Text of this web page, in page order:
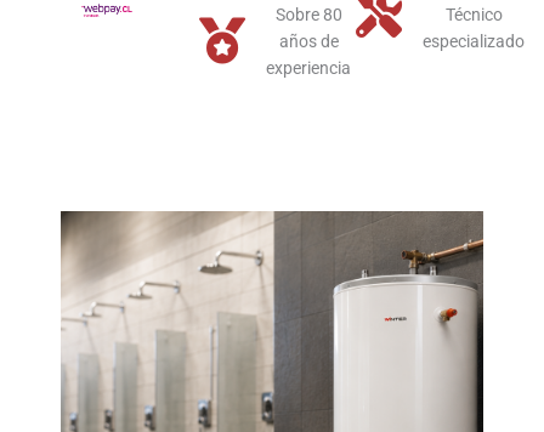
Sobre 80
años de
experiencia
Técnico
especializado